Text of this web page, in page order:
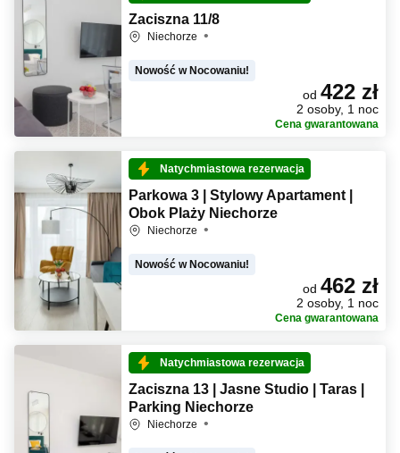
Zaciszna 11/8
Niechorze
Nowość w Nocowaniu!
od 422 zł
2 osoby, 1 noc
Cena gwarantowana
Natychmiastowa rezerwacja
Parkowa 3 | Stylowy Apartament |
Obok Plaży Niechorze
Niechorze
Nowość w Nocowaniu!
od 462 zł
2 osoby, 1 noc
Cena gwarantowana
Natychmiastowa rezerwacja
Zaciszna 13 | Jasne Studio | Taras |
Parking Niechorze
Niechorze